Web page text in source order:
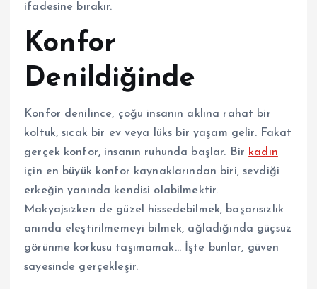
ifadesine bırakır.
Konfor
Denildiğinde
Konfor denilince, çoğu insanın aklına rahat bir
koltuk, sıcak bir ev veya lüks bir yaşam gelir. Fakat
gerçek konfor, insanın ruhunda başlar. Bir kadın
için en büyük konfor kaynaklarından biri, sevdiği
erkeğin yanında kendisi olabilmektir.
Makyajsızken de güzel hissedebilmek, başarısızlık
anında eleştirilmemeyi bilmek, ağladığında güçsüz
görünme korkusu taşımamak… İşte bunlar, güven
sayesinde gerçekleşir.